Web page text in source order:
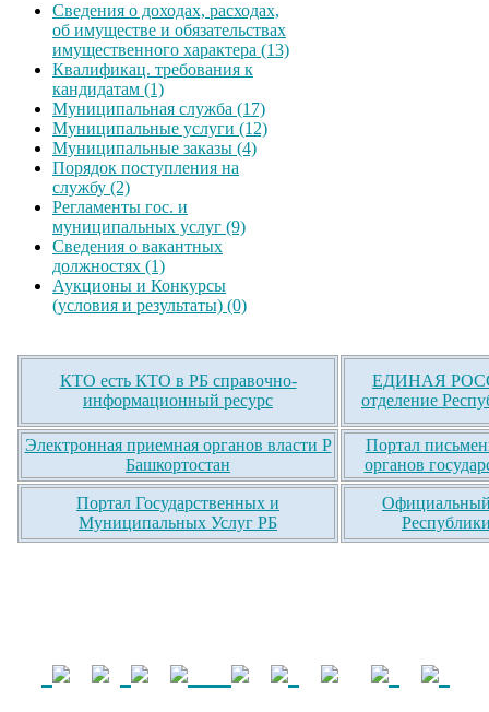
Сведения о доходах, расходах,
об имуществе и обязательствах
имущественного характера (13)
Квалификац. требования к
кандидатам (1)
Муниципальная служба (17)
Муниципальные услуги (12)
Муниципальные заказы (4)
Порядок поступления на
службу (2)
Регламенты гос. и
муниципальных услуг (9)
Сведения о вакантных
должностях (1)
Аукционы и Конкурсы
(условия и результаты) (0)
КТО есть КТО в РБ справочно-
информационный ресурс
ЕДИНАЯ
отделение
Электронная приемная органов власти Р
Башкортостан
Портал
органов
Портал Государственных и
Муниципальных Услуг РБ
Официальный